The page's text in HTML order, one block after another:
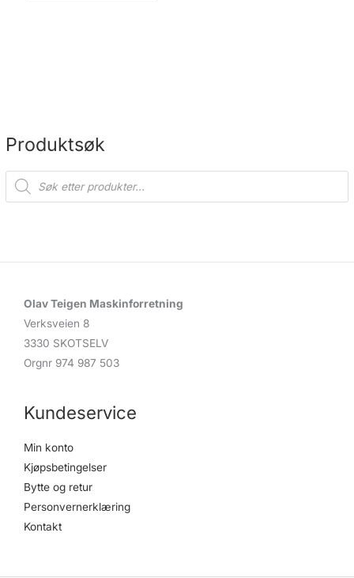
Produktsøk
P
d
Olav Teigen Maskinforretning
Verksveien 8
3330 SKOTSELV
Orgnr 974 987 503
Kundeservice
Min konto
Kjøpsbetingelser
Bytte og retur
Personvernerklæring
Kontakt